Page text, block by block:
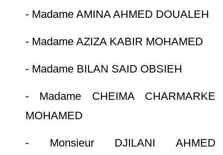
- Madame AMINA AHMED DOUALEH
- Madame AZIZA KABIR MOHAMED
- Madame BILAN SAID OBSIEH
- Madame CHEIMA CHARMARKE
MOHAMED
- Monsieur DJILANI AHMED